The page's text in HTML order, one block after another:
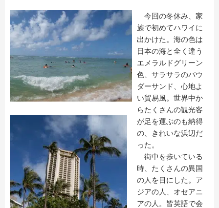
今回の冬休み、家
族で初めてハワイに
出かけた。海の色は
日本の海と全く違う
エメラルドグリーン
色、サラサラのパウ
ダーサンド、心地よ
い貿易風。世界中か
らたくさんの観光客
が足を運ぶのも納得
の、きれいな浜辺だ
った。
街中を歩いている
時、たくさんの異国
の人を目にした。ア
ジアの人、オセアニ
アの人。皆英語で会